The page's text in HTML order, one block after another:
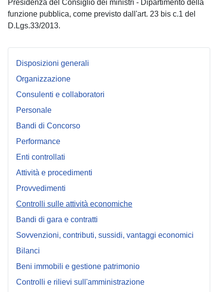
Disposizioni generali
Organizzazione
Consulenti e collaboratori
Personale
Bandi di Concorso
Performance
Enti controllati
Attività e procedimenti
Provvedimenti
Controlli sulle attività economiche
Bandi di gara e contratti
Sovvenzioni, contributi, sussidi, vantaggi economici
Bilanci
Beni immobili e gestione patrimonio
Controlli e rilievi sull'amministrazione
Presidenza del Consiglio dei ministri - Dipartimento della
funzione pubblica, come previsto dall'art. 23 bis c.1 del
D.Lgs.33/2013.